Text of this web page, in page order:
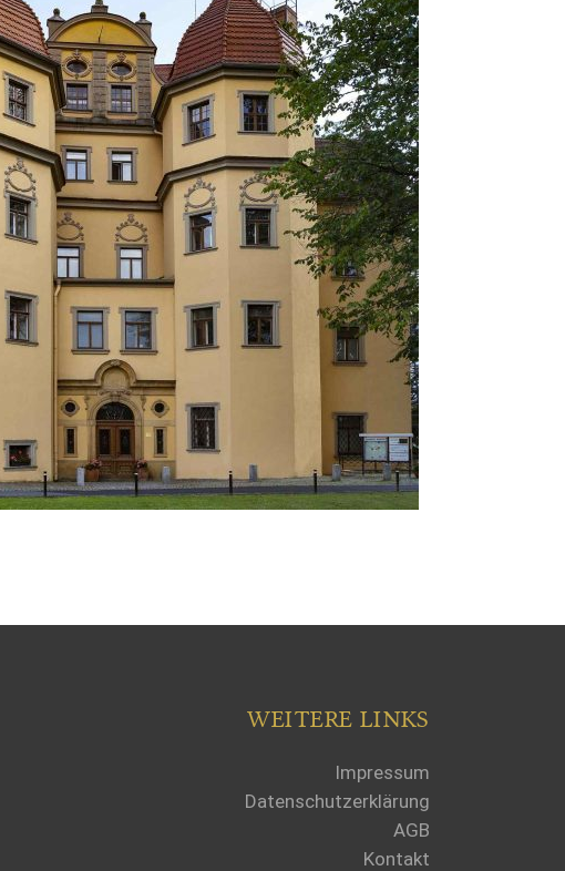
WEITERE LINKS
Impressum
Datenschutzerklärung
AGB
Kontakt